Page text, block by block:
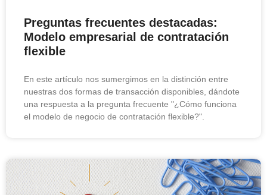
Preguntas frecuentes destacadas:
Modelo empresarial de contratación
flexible
En este artículo nos sumergimos en la distinción entre
nuestras dos formas de transacción disponibles, dándote
una respuesta a la pregunta frecuente "¿Cómo funciona
el modelo de negocio de contratación flexible?".